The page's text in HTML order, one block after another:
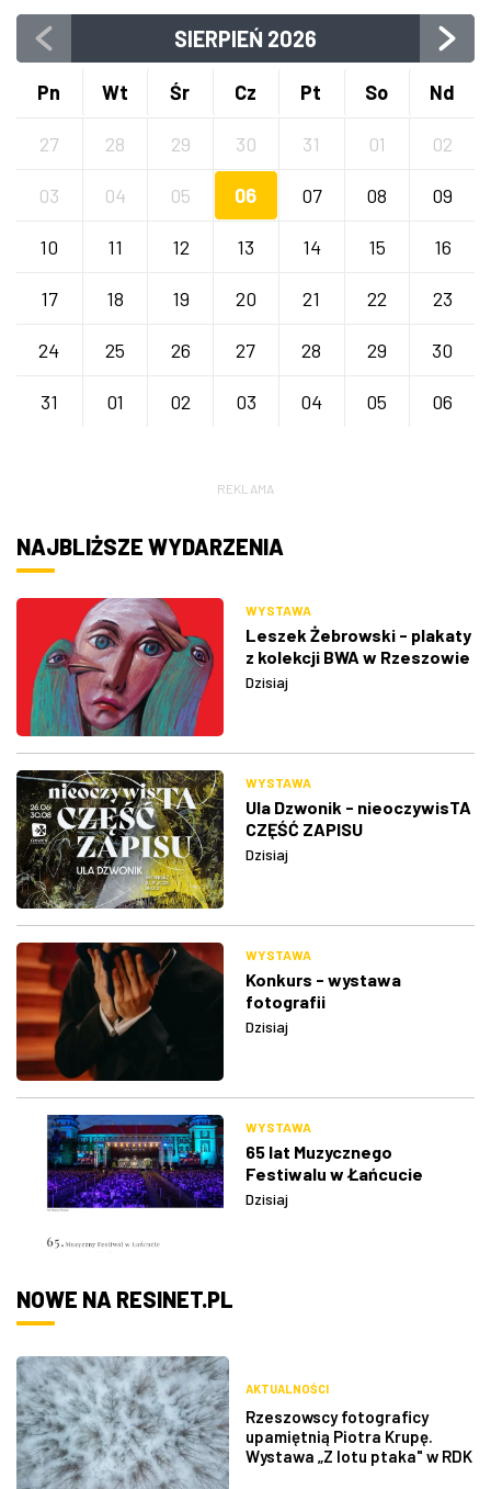
SIERPIEŃ 2026
Pn Wt Śr Cz Pt So Nd
27 28 29 30 31 01 02
03 04 05 06 07 08 09
10 11 12 13 14 15 16
17 18 19 20 21 22 23
24 25 26 27 28 29 30
31 01 02 03 04 05 06
REKLAMA
NAJBLIŻSZE WYDARZENIA
WYSTAWA
Leszek Żebrowski - plakaty
z kolekcji BWA w Rzeszowie
Dzisiaj
WYSTAWA
Ula Dzwonik - nieoczywisTA
CZĘŚĆ ZAPISU
Dzisiaj
WYSTAWA
Konkurs - wystawa
fotografii
Dzisiaj
WYSTAWA
65 lat Muzycznego
Festiwalu w Łańcucie
Dzisiaj
NOWE NA RESINET.PL
AKTUALNOŚCI
Rzeszowscy fotograficy
upamiętnią Piotra Krupę.
Wystawa „Z lotu ptaka" w RDK